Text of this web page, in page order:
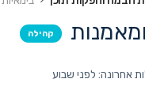
קהילה
אחרונה: לפני שבוע